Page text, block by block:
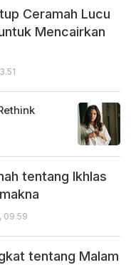
Ceramah Lucu
Mencairkan
tentang Ikhlas
09.59
tentang Malam